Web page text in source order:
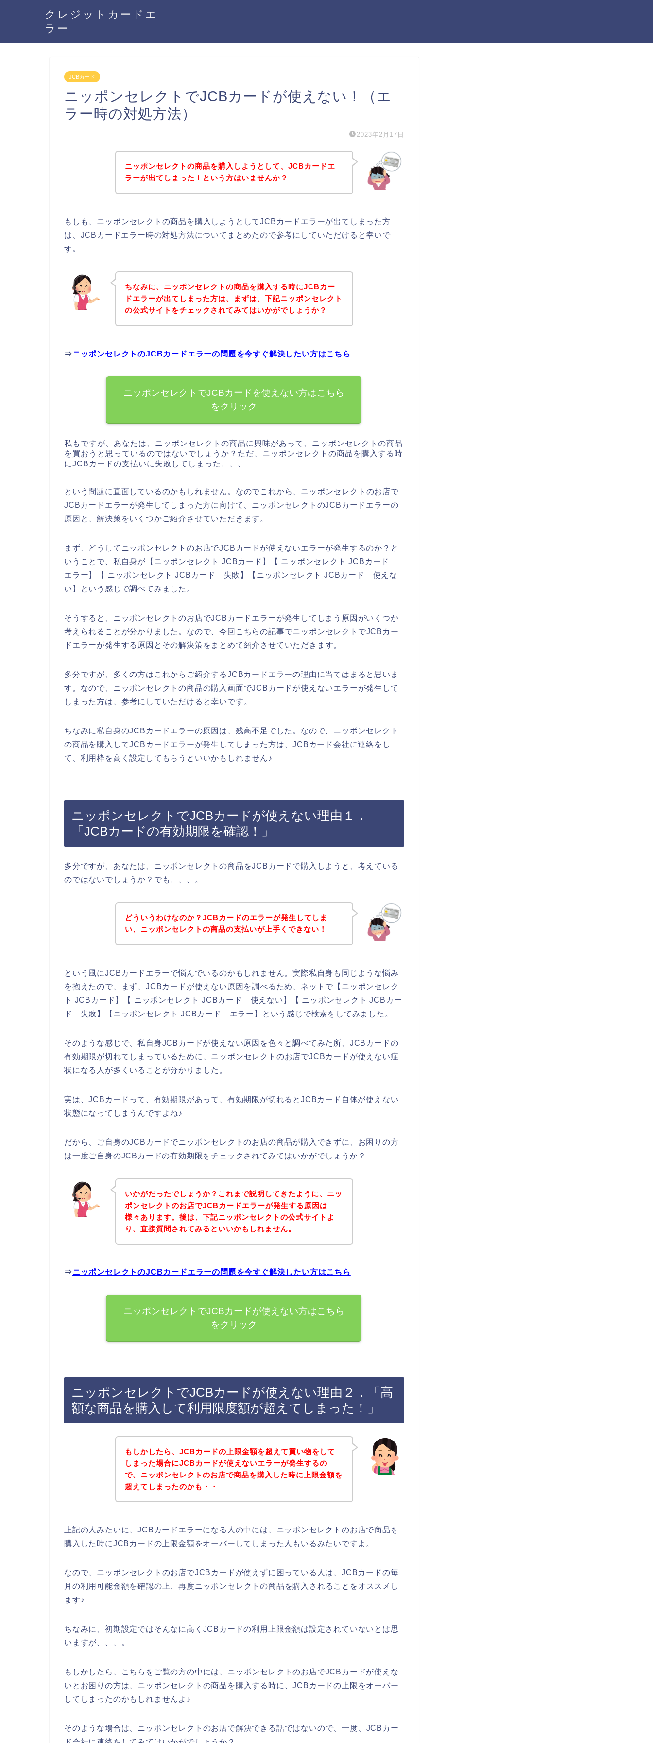
クレジットカードエ
ラー
JCBカード
ニッポンセレクトでJCBカードが使えない！（エ
ラー時の対処方法）
2023年2月17日
ニッポンセレクトの商品を購入しようとして、JCBカードエ
ラーが出てしまった！という方はいませんか？
もしも、ニッポンセレクトの商品を購入しようとしてJCBカードエラーが出てしまった方
は、JCBカードエラー時の対処方法についてまとめたので参考にしていただけると幸いで
す。
ちなみに、ニッポンセレクトの商品を購入する時にJCBカー
ドエラーが出てしまった方は、まずは、下記ニッポンセレクト
の公式サイトをチェックされてみてはいかがでしょうか？
⇒ニッポンセレクトのJCBカードエラーの問題を今すぐ解決したい方はこちら
ニッポンセレクトでJCBカードを使えない方はこちら
をクリック
私もですが、あなたは、ニッポンセレクトの商品に興味があって、ニッポンセレクトの商品
を買おうと思っているのではないでしょうか？ただ、ニッポンセレクトの商品を購入する時
にJCBカードの支払いに失敗してしまった、、、
という問題に直面しているのかもしれません。なのでこれから、ニッポンセレクトのお店で
JCBカードエラーが発生してしまった方に向けて、ニッポンセレクトのJCBカードエラーの
原因と、解決策をいくつかご紹介させていただきます。
まず、どうしてニッポンセレクトのお店でJCBカードが使えないエラーが発生するのか？と
いうことで、私自身が【ニッポンセレクト JCBカード】【 ニッポンセレクト JCBカード
エラー】【 ニッポンセレクト JCBカード 失敗】【ニッポンセレクト JCBカード 使えな
い】という感じで調べてみました。
そうすると、ニッポンセレクトのお店でJCBカードエラーが発生してしまう原因がいくつか
考えられることが分かりました。なので、今回こちらの記事でニッポンセレクトでJCBカー
ドエラーが発生する原因とその解決策をまとめて紹介させていただきます。
多分ですが、多くの方はこれからご紹介するJCBカードエラーの理由に当てはまると思いま
す。なので、ニッポンセレクトの商品の購入画面でJCBカードが使えないエラーが発生して
しまった方は、参考にしていただけると幸いです。
ちなみに私自身のJCBカードエラーの原因は、残高不足でした。なので、ニッポンセレクト
の商品を購入してJCBカードエラーが発生してしまった方は、JCBカード会社に連絡をし
て、利用枠を高く設定してもらうといいかもしれません♪
ニッポンセレクトでJCBカードが使えない理由１．
「JCBカードの有効期限を確認！」
多分ですが、あなたは、ニッポンセレクトの商品をJCBカードで購入しようと、考えている
のではないでしょうか？でも、、、。
どういうわけなのか？JCBカードのエラーが発生してしま
い、ニッポンセレクトの商品の支払いが上手くできない！
という風にJCBカードエラーで悩んでいるのかもしれません。実際私自身も同じような悩み
を抱えたので、まず、JCBカードが使えない原因を調べるため、ネットで【ニッポンセレク
ト JCBカード】【 ニッポンセレクト JCBカード 使えない】【 ニッポンセレクト JCBカー
ド 失敗】【ニッポンセレクト JCBカード エラー】という感じで検索をしてみました。
そのような感じで、私自身JCBカードが使えない原因を色々と調べてみた所、JCBカードの
有効期限が切れてしまっているために、ニッポンセレクトのお店でJCBカードが使えない症
状になる人が多くいることが分かりました。
実は、JCBカードって、有効期限があって、有効期限が切れるとJCBカード自体が使えない
状態になってしまうんですよね♪
だから、ご自身のJCBカードでニッポンセレクトのお店の商品が購入できずに、お困りの方
は一度ご自身のJCBカードの有効期限をチェックされてみてはいかがでしょうか？
いかがだったでしょうか？これまで説明してきたように、ニッ
ポンセレクトのお店でJCBカードエラーが発生する原因は
様々あります。後は、下記ニッポンセレクトの公式サイトよ
り、直接質問されてみるといいかもしれません。
⇒ニッポンセレクトのJCBカードエラーの問題を今すぐ解決したい方はこちら
ニッポンセレクトでJCBカードが使えない方はこちら
をクリック
ニッポンセレクトでJCBカードが使えない理由２．「高
額な商品を購入して利用限度額が超えてしまった！」
もしかしたら、JCBカードの上限金額を超えて買い物をして
しまった場合にJCBカードが使えないエラーが発生するの
で、ニッポンセレクトのお店で商品を購入した時に上限金額を
超えてしまったのかも・・
上記の人みたいに、JCBカードエラーになる人の中には、ニッポンセレクトのお店で商品を
購入した時にJCBカードの上限金額をオーバーしてしまった人もいるみたいですよ。
なので、ニッポンセレクトのお店でJCBカードが使えずに困っている人は、JCBカードの毎
月の利用可能金額を確認の上、再度ニッポンセレクトの商品を購入されることをオススメし
ます♪
ちなみに、初期設定ではそんなに高くJCBカードの利用上限金額は設定されていないとは思
いますが、、、。
もしかしたら、こちらをご覧の方の中には、ニッポンセレクトのお店でJCBカードが使えな
いとお困りの方は、ニッポンセレクトの商品を購入する時に、JCBカードの上限をオーバー
してしまったのかもしれませんよ♪
そのような場合は、ニッポンセレクトのお店で解決できる話ではないので、一度、JCBカー